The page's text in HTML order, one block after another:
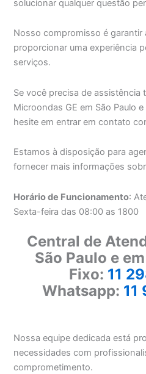
solucionar qualquer questão
Nosso compromisso é garantir
proporcionar uma experiência
serviços.
Se você precisa de assistência
Microondas GE em São Paulo
hesite em entrar em contato
Estamos à disposição para
fornecer mais informações
Horário de Funcionamento:
Sexta-feira das 08:00 as 1800
Central de
São Paulo e
Fixo: 11
Whatsapp: 11
Nossa equipe dedicada está
necessidades com
comprometimento.